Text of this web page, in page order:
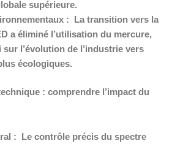
supérieure.
: La transition vers la
a éliminé l’utilisation du mercure,
sur l’évolution de l’industrie vers
écologiques.
: comprendre l’impact du
: Le contrôle précis du spectre